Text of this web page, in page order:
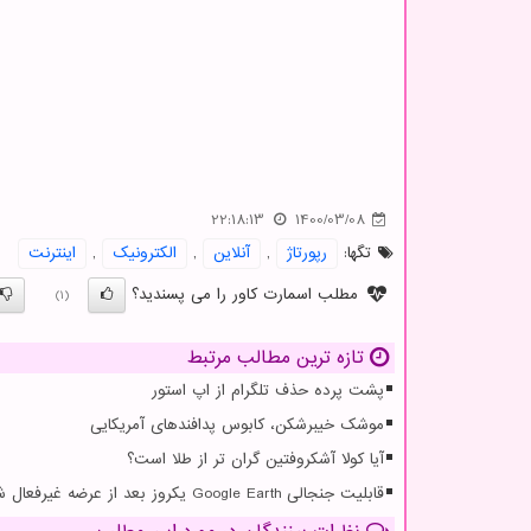
1400/03/08
22:18:13
تگها:
رپورتاژ , آنلاین , الكترونیك ,
اینترنت
مطلب اسمارت کاور را می پسندید؟
(1)
تازه ترین مطالب مرتبط
پشت پرده حذف تلگرام از اپ استور
موشک خیبرشکن، کابوس پدافندهای آمریکایی
آیا کولا آشکروفتین گران تر از طلا است؟
قابلیت جنجالی Google Earth یکروز بعد از عرضه غیرفعال شد